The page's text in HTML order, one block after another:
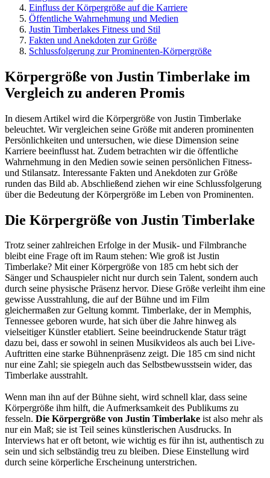
Einfluss der Körpergröße auf die Karriere
Öffentliche Wahrnehmung und Medien
Justin Timberlakes Fitness und Stil
Fakten und Anekdoten zur Größe
Schlussfolgerung zur Prominenten-Körpergröße
Körpergröße von Justin Timberlake im
Vergleich zu anderen Promis
In diesem Artikel wird die Körpergröße von Justin Timberlake
beleuchtet. Wir vergleichen seine Größe mit anderen prominenten
Persönlichkeiten und untersuchen, wie diese Dimension seine
Karriere beeinflusst hat. Zudem betrachten wir die öffentliche
Wahrnehmung in den Medien sowie seinen persönlichen Fitness-
und Stilansatz. Interessante Fakten und Anekdoten zur Größe
runden das Bild ab. Abschließend ziehen wir eine Schlussfolgerung
über die Bedeutung der Körpergröße im Leben von Prominenten.
Die Körpergröße von Justin Timberlake
Trotz seiner zahlreichen Erfolge in der Musik- und Filmbranche
bleibt eine Frage oft im Raum stehen: Wie groß ist Justin
Timberlake? Mit einer Körpergröße von 185 cm hebt sich der
Sänger und Schauspieler nicht nur durch sein Talent, sondern auch
durch seine physische Präsenz hervor. Diese Größe verleiht ihm eine
gewisse Ausstrahlung, die auf der Bühne und im Film
gleichermaßen zur Geltung kommt. Timberlake, der in Memphis,
Tennessee geboren wurde, hat sich über die Jahre hinweg als
vielseitiger Künstler etabliert. Seine beeindruckende Statur trägt
dazu bei, dass er sowohl in seinen Musikvideos als auch bei Live-
Auftritten eine starke Bühnenpräsenz zeigt. Die 185 cm sind nicht
nur eine Zahl; sie spiegeln auch das Selbstbewusstsein wider, das
Timberlake ausstrahlt.
Wenn man ihn auf der Bühne sieht, wird schnell klar, dass seine
Körpergröße ihm hilft, die Aufmerksamkeit des Publikums zu
fesseln. Die Körpergröße von Justin Timberlake ist also mehr als
nur ein Maß; sie ist Teil seines künstlerischen Ausdrucks. In
Interviews hat er oft betont, wie wichtig es für ihn ist, authentisch zu
sein und sich selbständig treu zu bleiben. Diese Einstellung wird
durch seine körperliche Erscheinung unterstrichen.